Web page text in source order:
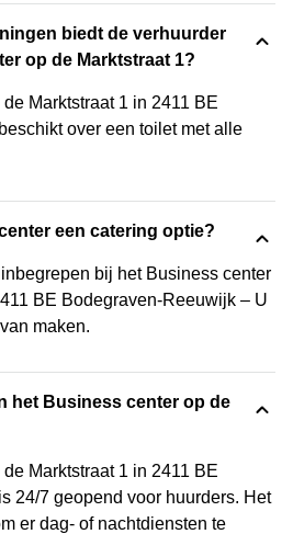
biedt de verhuurder
op de Marktstraat 1?
Marktstraat 1 in 2411 BE
over een toilet met alle
een catering optie?
bij het Business center
BE Bodegraven-Reeuwijk – U
maken.
het Business center op de
Marktstraat 1 in 2411 BE
24/7 geopend voor huurders. Het
er dag- of nachtdiensten te